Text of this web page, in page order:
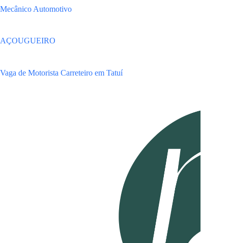
Mecânico Automotivo
AÇOUGUEIRO
Vaga de Motorista Carreteiro em Tatuí